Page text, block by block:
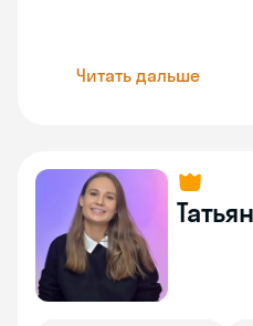
Читать дальше